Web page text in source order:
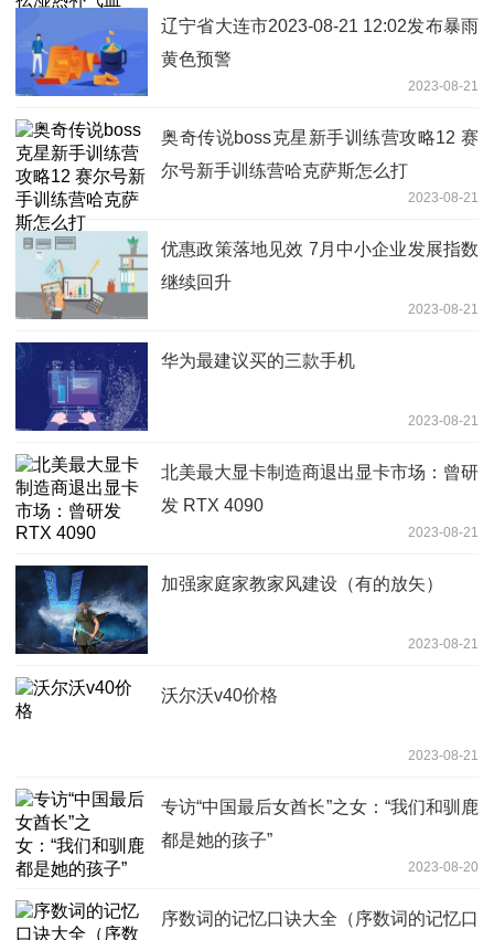
辽宁省大连市2023-08-21 12:02发布暴雨
黄色预警
2023-08-21
奥奇传说boss克星新手训练营攻略12 赛
尔号新手训练营哈克萨斯怎么打
2023-08-21
优惠政策落地见效 7月中小企业发展指数
继续回升
2023-08-21
华为最建议买的三款手机
2023-08-21
北美最大显卡制造商退出显卡市场：曾研
发 RTX 4090
2023-08-21
加强家庭家教家风建设（有的放矢）
2023-08-21
沃尔沃v40价格
2023-08-21
专访“中国最后女酋长”之女：“我们和驯鹿
都是她的孩子”
2023-08-20
序数词的记忆口诀大全（序数词的记忆口